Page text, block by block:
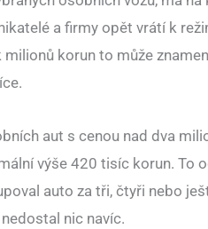
a firmy opět vrátí k
korun to může
aut s cenou nad dva
výše 420 tisíc korun. To
auto za tři, čtyři nebo
nic navíc.